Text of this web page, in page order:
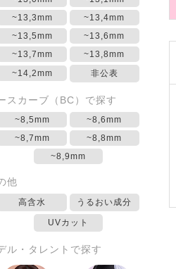
~13,3mm
~13,4mm
~13,5mm
~13,6mm
~13,7mm
~13,8mm
~14,2mm
非公表
スカーブ（BC）で探す
~8,5mm
~8,6mm
~8,7mm
~8,8mm
~8,9mm
他
高含水 うるおい成分
UVカット
ル・タレントで探す